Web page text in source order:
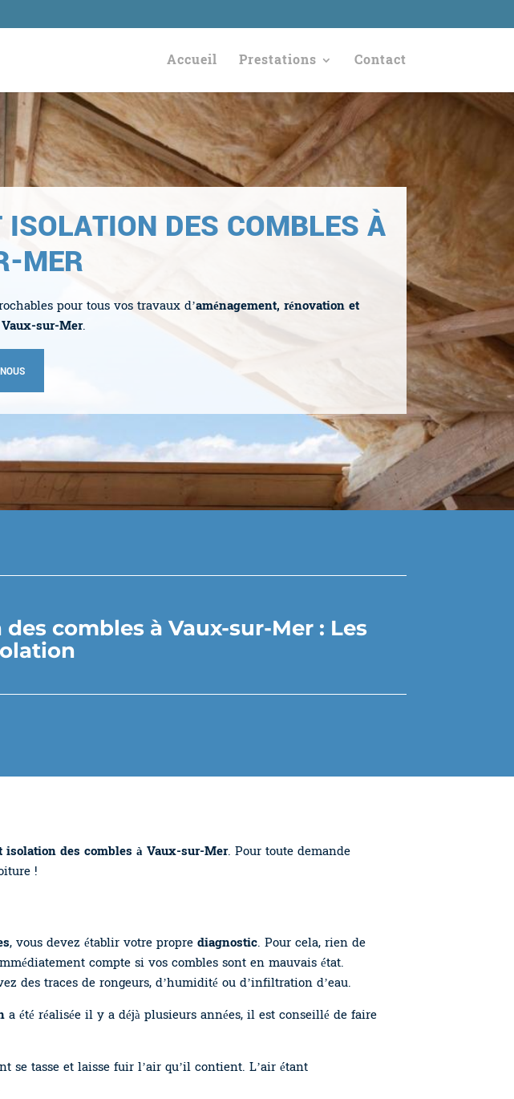
Accueil Prestations Contact
DES COMBLES À
MER
pour tous vos travaux d’aménagement, rénovation et
sur-Mer.
combles à Vaux-sur-Mer : Les
isolation des combles à Vaux-sur-Mer. Pour toute demande
!
, vous devez établir votre proprediagnostic. Pour cela, rien de
compte si vos combles sont en mauvais état.
des traces de rongeurs, d’humidité ou d’infiltration d’eau.
a été réalisée il y a déjà plusieurs années, il est conseillé de faire
se tasse et laisse fuir l’air qu’il contient. L’air étant